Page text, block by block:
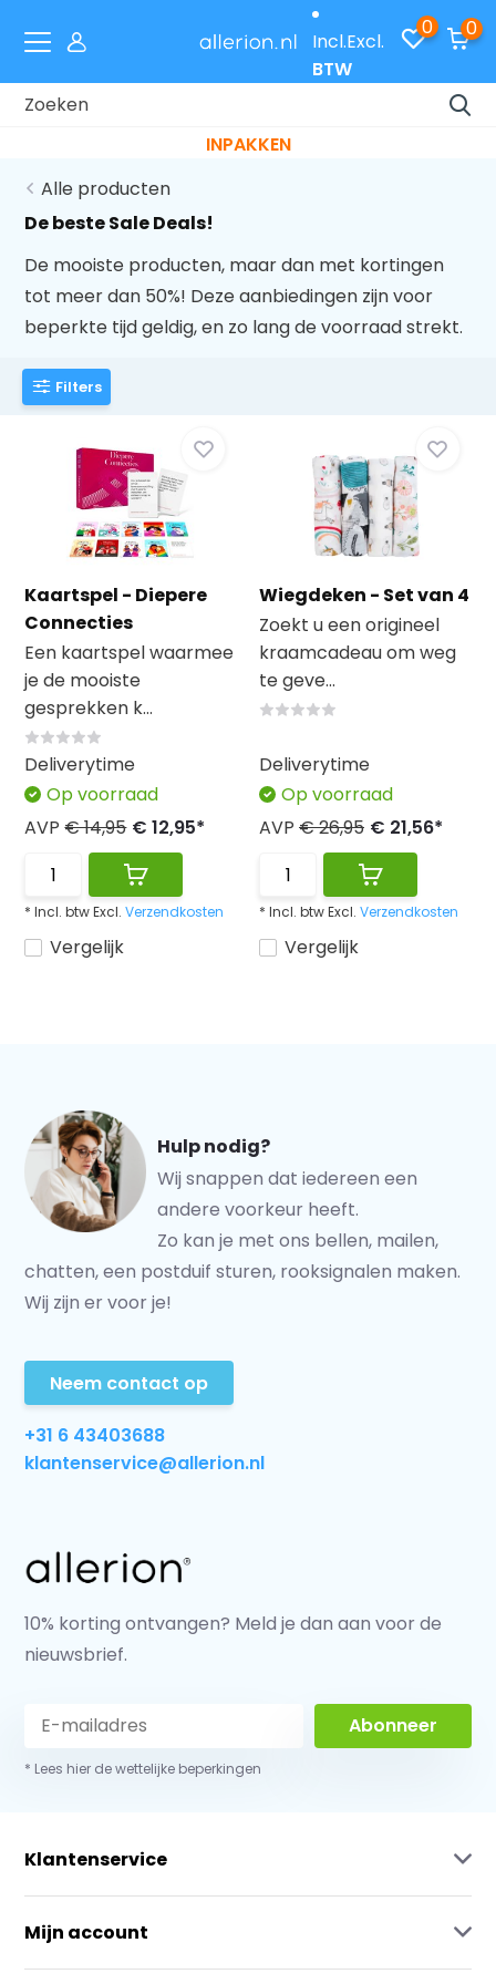
Incl.Excl.
BTW
0 0
Laat je cadeaus gratis inpakken met code
INPAKKEN
Alle producten
De beste Sale Deals!
De mooiste producten, maar dan met kortingen
tot meer dan 50%! Deze aanbiedingen zijn voor
beperkte tijd geldig, en zo lang de voorraad strekt.
Filters
Kaartspel - Diepere
Connecties
Een kaartspel waarmee
je de mooiste
gesprekken k...
Vergelijk
Deliverytime
Op voorraad
AVP€ 14,95 € 12,95*
* Incl. btw Excl.Verzendkosten
Wiegdeken - Set van 4
Zoekt u een origineel
kraamcadeau om weg
te geve...
Vergelijk
Deliverytime
Op voorraad
AVP € 26,95 € 21,56*
* Incl. btw Excl. Verzendkosten
Hulp nodig?
Wij snappen dat iedereen een
andere voorkeur heeft.
Zo kan je met ons bellen, mailen,
chatten, een postduif sturen, rooksignalen maken.
Wij zijn er voor je!
Neem contact op
+31 6 43403688
klantenservice@allerion.nl
10% korting ontvangen? Meld je dan aan voor de
nieuwsbrief.
Abonneer
* Lees hier de wettelijke beperkingen
Klantenservice
Mijn account